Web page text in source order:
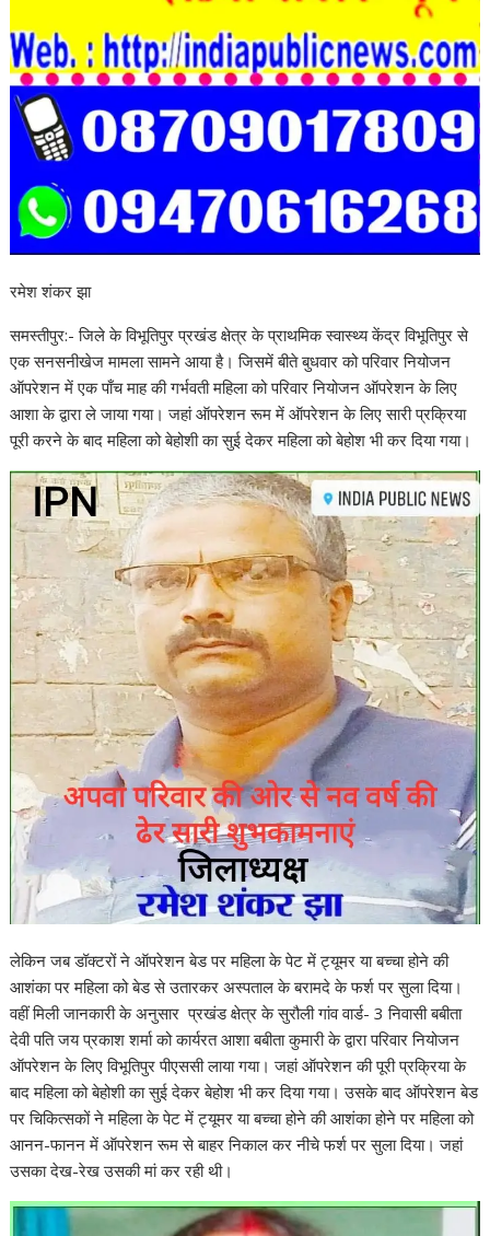
रमेश शंकर झा
समस्तीपुर:- जिले के विभूतिपुर प्रखंड क्षेत्र के प्राथमिक स्वास्थ्य केंद्र विभूतिपुर से
एक सनसनीखेज मामला सामने आया है। जिसमें बीते बुधवार को परिवार नियोजन
ऑपरेशन में एक पाँच माह की गर्भवती महिला को परिवार नियोजन ऑपरेशन के लिए
आशा के द्वारा ले जाया गया। जहां ऑपरेशन रूम में ऑपरेशन के लिए सारी प्रक्रिया
पूरी करने के बाद महिला को बेहोशी का सुई देकर महिला को बेहोश भी कर दिया गया।
लेकिन जब डॉक्टरों ने ऑपरेशन बेड पर महिला के पेट में ट्यूमर या बच्चा होने की
आशंका पर महिला को बेड से उतारकर अस्पताल के बरामदे के फर्श पर सुला दिया।
वहीं मिली जानकारी के अनुसार प्रखंड क्षेत्र के सुरौली गांव वार्ड- 3 निवासी बबीता
देवी पति जय प्रकाश शर्मा को कार्यरत आशा बबीता कुमारी के द्वारा परिवार नियोजन
ऑपरेशन के लिए विभूतिपुर पीएससी लाया गया। जहां ऑपरेशन की पूरी प्रक्रिया के
बाद महिला को बेहोशी का सुई देकर बेहोश भी कर दिया गया। उसके बाद ऑपरेशन बेड
पर चिकित्सकों ने महिला के पेट में ट्यूमर या बच्चा होने की आशंका होने पर महिला को
आनन-फानन में ऑपरेशन रूम से बाहर निकाल कर नीचे फर्श पर सुला दिया। जहां
उसका देख-रेख उसकी मां कर रही थी।